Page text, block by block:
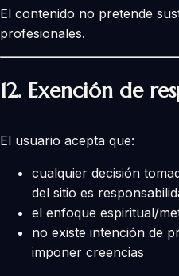
El contenido no pretende
profesionales.
12. Exención de
El usuario acepta que:
cualquier decisión
del sitio es
el enfoque espiritual/
no existe intención de
imponer creencias